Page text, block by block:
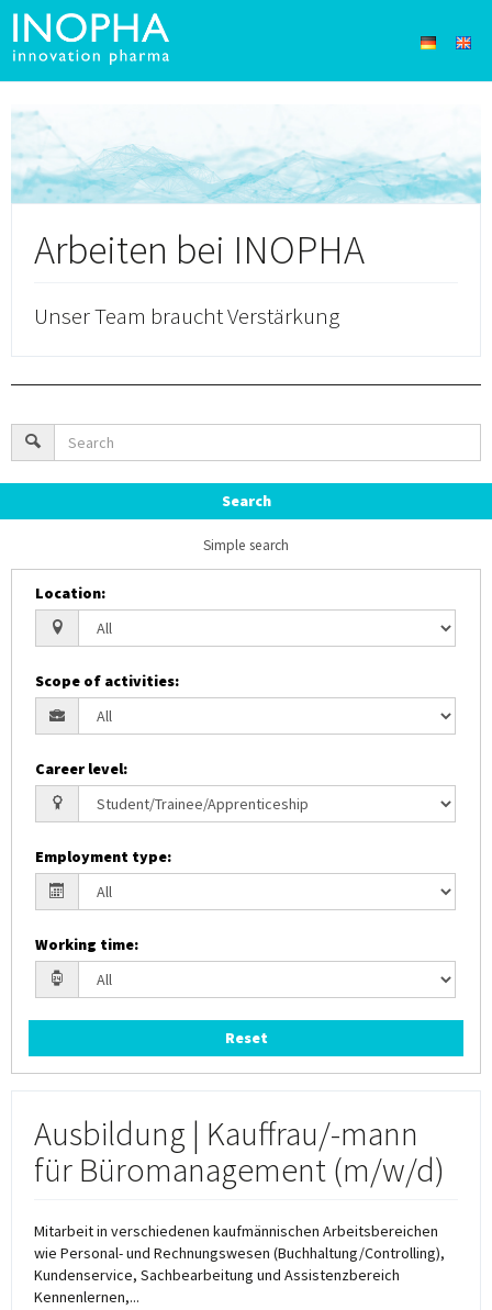
Arbeiten bei INOPHA
Unser Team braucht Verstärkung
Search
Simple search
Location:
Scope of activities:
Career level:
Employment type:
Working time:
Reset
Ausbildung | Kauffrau/-mann
für Büromanagement (m/w/d)
Mitarbeit in verschiedenen kaufmännischen Arbeitsbereichen
wie Personal- und Rechnungswesen (Buchhaltung/Controlling),
Kundenservice, Sachbearbeitung und Assistenzbereich
Kennenlernen,...